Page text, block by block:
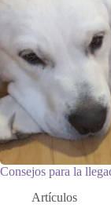
Consejos para la
Artículos